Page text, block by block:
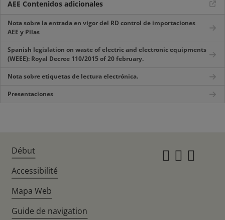
AEE Contenidos adicionales
Nota sobre la entrada en vigor del RD control de importaciones
AEE y Pilas
Spanish legislation on waste of electric and electronic equipments
(WEEE): Royal Decree 110/2015 of 20 february.
Nota sobre etiquetas de lectura electrónica.
Presentaciones
Début
Accessibilité
Mapa Web
Guide de navigation